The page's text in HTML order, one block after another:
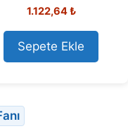
5.00
out of 5
1.122,64₺
Sepete Ekle